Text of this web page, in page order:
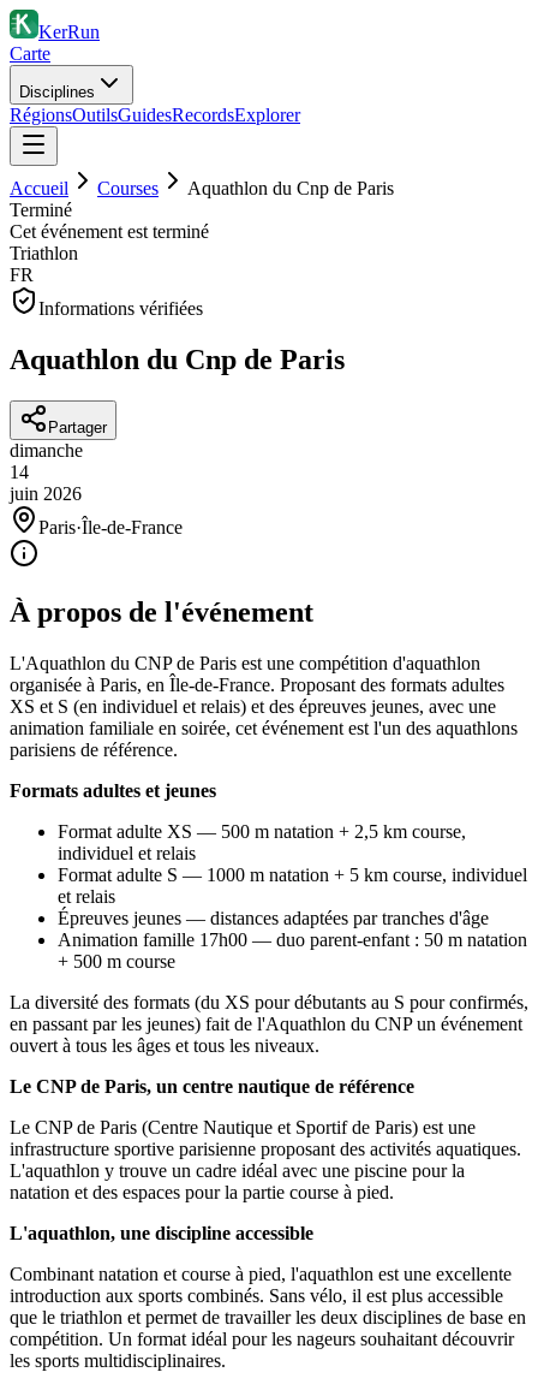
KerRun
Carte
Disciplines
RégionsOutilsGuidesRecordsExplorer
Accueil Courses
Aquathlon du Cnp de Paris
Terminé
Cet événement est terminé
Triathlon
FR
Informations vérifiées
Aquathlon du Cnp de Paris
Partager
dimanche
14
juin 2026
Paris·Île-de-France
À propos de l'événement
L'Aquathlon du CNP de Paris est une compétition d'aquathlon
organisée à Paris, en Île-de-France. Proposant des formats adultes
XS et S (en individuel et relais) et des épreuves jeunes, avec une
animation familiale en soirée, cet événement est l'un des aquathlons
parisiens de référence.
Formats adultes et jeunes
Format adulte XS — 500 m natation + 2,5 km course,
individuel et relais
Format adulte S — 1000 m natation + 5 km course, individuel
et relais
Épreuves jeunes — distances adaptées par tranches d'âge
Animation famille 17h00 — duo parent-enfant : 50 m natation
+ 500 m course
La diversité des formats (du XS pour débutants au S pour confirmés,
en passant par les jeunes) fait de l'Aquathlon du CNP un événement
ouvert à tous les âges et tous les niveaux.
Le CNP de Paris, un centre nautique de référence
Le CNP de Paris (Centre Nautique et Sportif de Paris) est une
infrastructure sportive parisienne proposant des activités aquatiques.
L'aquathlon y trouve un cadre idéal avec une piscine pour la
natation et des espaces pour la partie course à pied.
L'aquathlon, une discipline accessible
Combinant natation et course à pied, l'aquathlon est une excellente
introduction aux sports combinés. Sans vélo, il est plus accessible
que le triathlon et permet de travailler les deux disciplines de base en
compétition. Un format idéal pour les nageurs souhaitant découvrir
les sports multidisciplinaires.